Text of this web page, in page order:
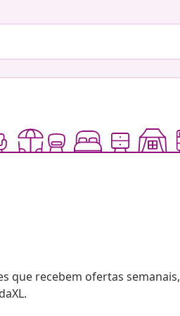
que recebem ofertas semanais,